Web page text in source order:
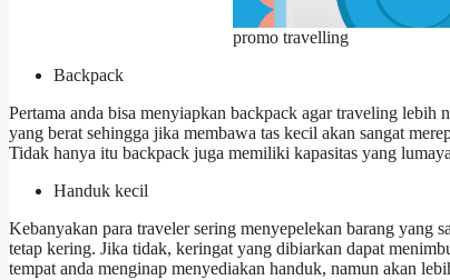
promo travelling
Backpack
Pertama anda bisa menyiapkan backpack agar traveling
yang berat sehingga jika membawa tas kecil akan sangat
Tidak hanya itu backpack juga memiliki kapasitas yang
Handuk kecil
Kebanyakan para traveler sering menyepelekan barang yang
tetap kering. Jika tidak, keringat yang dibiarkan dapat
tempat anda menginap menyediakan handuk, namun akan